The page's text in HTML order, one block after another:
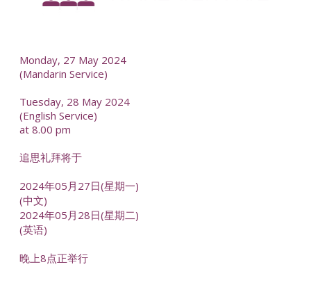
Monday, 27 May 2024
(Mandarin Service)
Tuesday, 28 May 2024
(English Service)
at 8.00 pm
追思礼拜将于
2024年05月27日(星期一)
(中文)
2024年05月28日(星期二)
(英语)
晚上8点正举行